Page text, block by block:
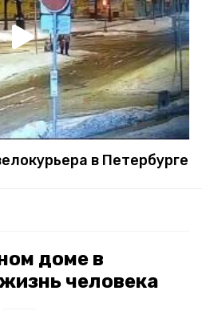
в Петербурге
доме в
человека